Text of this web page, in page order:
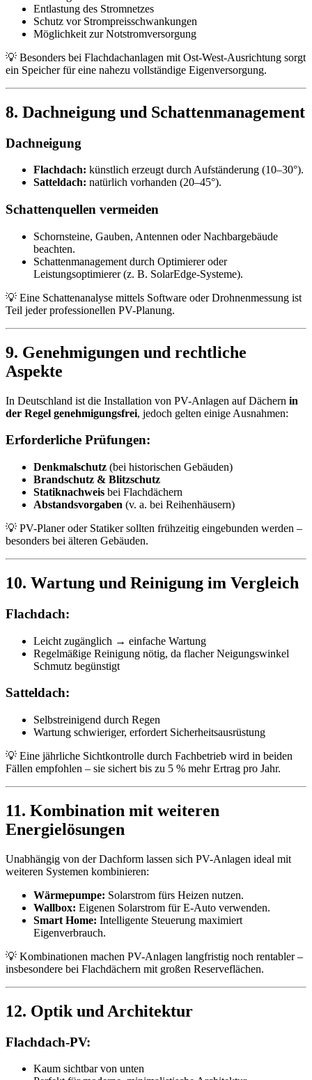
Entlastung des Stromnetzes
Schutz vor Strompreisschwankungen
Möglichkeit zur Notstromversorgung
💡 Besonders bei Flachdachanlagen mit Ost-West-Ausrichtung sorgt
ein Speicher für eine nahezu vollständige Eigenversorgung.
8. Dachneigung und Schattenmanagement
Dachneigung
Flachdach: künstlich erzeugt durch Aufständerung (10–30°).
Satteldach: natürlich vorhanden (20–45°).
Schattenquellen vermeiden
Schornsteine, Gauben, Antennen oder Nachbargebäude
beachten.
Schattenmanagement durch Optimierer oder
Leistungsoptimierer (z. B. SolarEdge-Systeme).
💡 Eine Schattenanalyse mittels Software oder Drohnenmessung ist
Teil jeder professionellen PV-Planung.
9. Genehmigungen und rechtliche
Aspekte
In Deutschland ist die Installation von PV-Anlagen auf Dächern in
der Regel genehmigungsfrei, jedoch gelten einige Ausnahmen:
Erforderliche Prüfungen:
Denkmalschutz (bei historischen Gebäuden)
Brandschutz & Blitzschutz
Statiknachweis bei Flachdächern
Abstandsvorgaben (v. a. bei Reihenhäusern)
💡 PV-Planer oder Statiker sollten frühzeitig eingebunden werden –
besonders bei älteren Gebäuden.
10. Wartung und Reinigung im Vergleich
Flachdach:
Leicht zugänglich → einfache Wartung
Regelmäßige Reinigung nötig, da flacher Neigungswinkel
Schmutz begünstigt
Satteldach:
Selbstreinigend durch Regen
Wartung schwieriger, erfordert Sicherheitsausrüstung
💡 Eine jährliche Sichtkontrolle durch Fachbetrieb wird in beiden
Fällen empfohlen – sie sichert bis zu 5 % mehr Ertrag pro Jahr.
11. Kombination mit weiteren
Energielösungen
Unabhängig von der Dachform lassen sich PV-Anlagen ideal mit
weiteren Systemen kombinieren:
Wärmepumpe: Solarstrom fürs Heizen nutzen.
Wallbox: Eigenen Solarstrom für E-Auto verwenden.
Smart Home: Intelligente Steuerung maximiert
Eigenverbrauch.
💡 Kombinationen machen PV-Anlagen langfristig noch rentabler –
insbesondere bei Flachdächern mit großen Reserveflächen.
12. Optik und Architektur
Flachdach-PV:
Kaum sichtbar von unten